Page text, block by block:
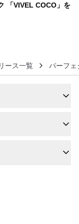
「VIVEL COCO」を
ース一覧 パーフェ